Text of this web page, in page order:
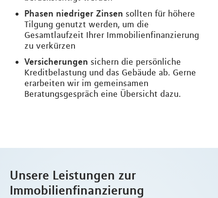
Phasen niedriger Zinsen sollten für höhere
Tilgung genutzt werden, um die
Gesamtlaufzeit Ihrer Immobilienfinanzierung
zu verkürzen
Versicherungen sichern die persönliche
Kreditbelastung und das Gebäude ab. Gerne
erarbeiten wir im gemeinsamen
Beratungsgespräch eine Übersicht dazu.
Unsere Leistungen zur
Immobilienfinanzierung